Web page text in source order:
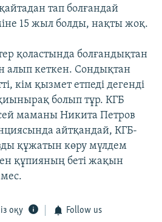
тап болғандай
15 жыл болды, нақты жоқ.
қоластында болғандықтан
алып кеткен. Сондықтан
кім қызмет етпеді дегенді
болып тұр. КГБ
маманы Никита Петров
айтқандай, КГБ-
құжатын көру мүлдем
құпияның беті жақын
оқу Follow us